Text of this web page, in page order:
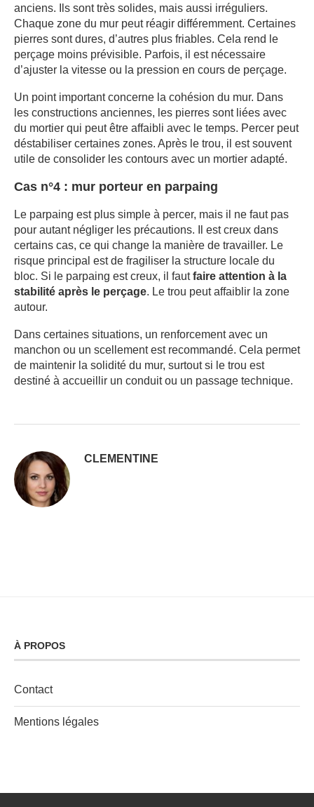
anciens. Ils sont très solides, mais aussi irréguliers.
Chaque zone du mur peut réagir différemment. Certaines
pierres sont dures, d’autres plus friables. Cela rend le
perçage moins prévisible. Parfois, il est nécessaire
d’ajuster la vitesse ou la pression en cours de perçage.
Un point important concerne la cohésion du mur. Dans
les constructions anciennes, les pierres sont liées avec
du mortier qui peut être affaibli avec le temps. Percer peut
déstabiliser certaines zones. Après le trou, il est souvent
utile de consolider les contours avec un mortier adapté.
Cas n°4 : mur porteur en parpaing
Le parpaing est plus simple à percer, mais il ne faut pas
pour autant négliger les précautions. Il est creux dans
certains cas, ce qui change la manière de travailler. Le
risque principal est de fragiliser la structure locale du
bloc. Si le parpaing est creux, il fautfaire attention à la
stabilité après le perçage. Le trou peut affaiblir la zone
autour.
Dans certaines situations, un renforcement avec un
manchon ou un scellement est recommandé. Cela permet
de maintenir la solidité du mur, surtout si le trou est
destiné à accueillir un conduit ou un passage technique.
CLEMENTINE
À PROPOS
Contact
Mentions légales